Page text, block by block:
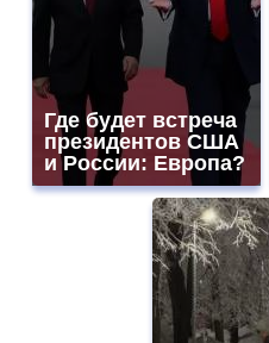
Где будет встреча
президентов США
и России: Европа?